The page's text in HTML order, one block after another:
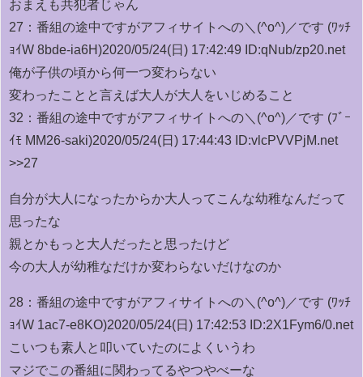
おまえも共犯者じゃん
27： 番組の途中ですがアフィサイトへの＼(^o^)／です (ﾜｯﾁ
ｮｲW 8bde-ia6H)2020/05/24(日) 17:42:49 ID:qNub/zp20.net
俺が子供の頃から何一つ変わらない
変わったことと言えば大人が大人をいじめること
32： 番組の途中ですがアフィサイトへの＼(^o^)／です (ﾌﾞｰ
ｲﾓ MM26-saki)2020/05/24(日) 17:44:43 ID:vlcPVVPjM.net
>>27
自分が大人になったからか大人ってこんな幼稚なんだって
思ったな
親とかもっと大人だったと思ったけど
今の大人が幼稚なだけか変わらないだけなのか
28： 番組の途中ですがアフィサイトへの＼(^o^)／です (ﾜｯﾁ
ｮｲW 1ac7-e8KO)2020/05/24(日) 17:42:53 ID:2X1Fym6/0.net
こいつも素人と叩いていたのによくいうわ
マジでこの番組に関わってるやつやべーな